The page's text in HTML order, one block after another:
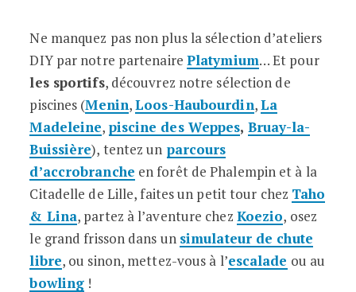
Ne manquez pas non plus la sélection d’ateliers
DIY par notre partenaire Platymium… Et pour
les sportifs, découvrez notre sélection de
piscines (Menin,Loos-Haubourdin,La
Madeleine, piscine des Weppes, Bruay-la-
Buissière), tentez un parcours
d’accrobranche en forêt de Phalempin et à la
Citadelle de Lille, faites un petit tour chez Taho
& Lina, partez à l’aventure chez Koezio, osez
le grand frisson dans un simulateur de chute
libre, ou sinon, mettez-vous à l’escalade ou au
bowling !